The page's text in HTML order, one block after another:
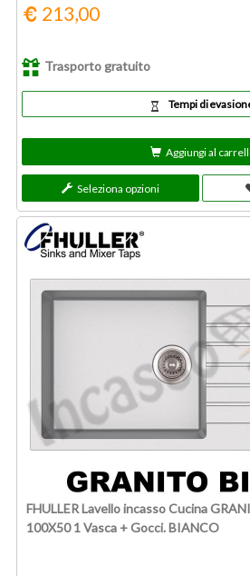
213,00
Trasporto gratuito
Tempi di
Aggiungi al
Seleziona opzioni
FHULLER Lavello incasso Cucina
100X50 1 Vasca + Gocci. BIANCO